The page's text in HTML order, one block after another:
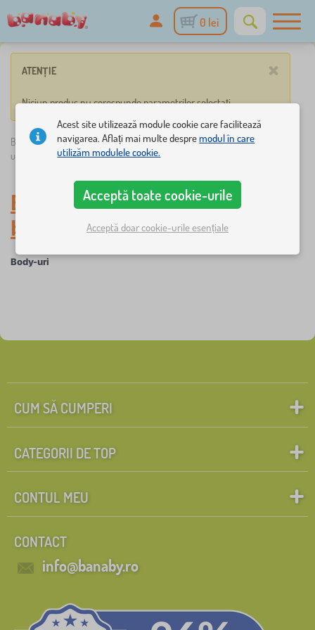
0 lei
×
ATENȚIE
Niciun produs nu corespunde parametrilor selectați.
Banaby.ro »Totul pentru sugari/Îmbrăcăminte bebeluși/
uri
Body-uri-Îmbrăcăminte
bebeluși
Body-uri
CUM SĂ CUMPERI
CATEGORII DE TOP
CONTUL MEU
CONTACT
info@banaby.ro
Acest site utilizează module cookie care facilitează
navigarea. Aflați mai multe despremodul în care
utilizăm modulele cookie.
Acceptă toate cookie-urile
Acceptă doar cookie-urile esențiale